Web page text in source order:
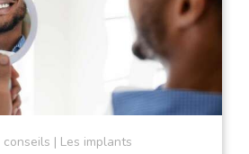
conseils Les implants